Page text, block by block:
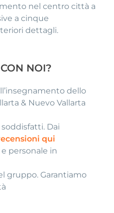
nel centro città a
a cinque
dettagli.
NOI?
dello
& Nuevo Vallarta
Dai
qui
personale in
gruppo. Garantiamo